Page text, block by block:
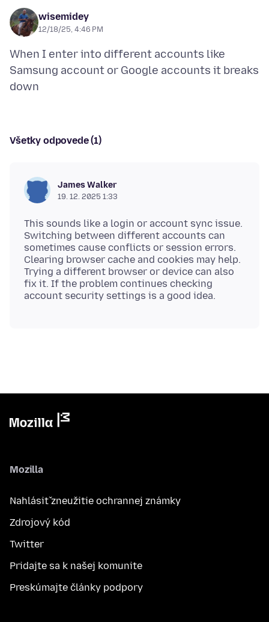
wisemidey
12/18/25, 4:46 PM
When I enter into different accounts like
Samsung account or Google accounts it breaks
Všetky odpovede (1)
James Walker
19. 12. 2025 1:33
This sounds like a login or account sync issue.
Switching between different accounts can
sometimes cause conflicts or session errors.
Clearing browser cache and cookies may help.
Trying a different browser or device can also
fix it. If the problem continues checking
Mozilla
Nahlásiť zneužitie ochrannej známky
Zdrojový kód
Twitter
Pridajte sa k našej komunite
Preskúmajte články podpory